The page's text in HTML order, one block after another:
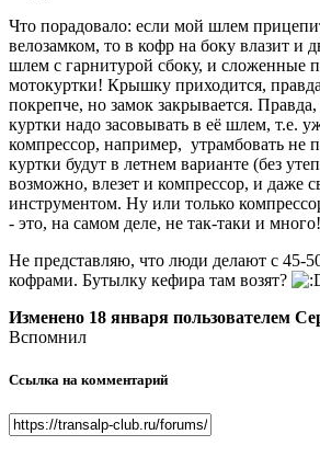
Что порадовало: если мой шлем
велозамком, то в кофр на боку влазит и
шлем с гарнитурой сбоку, и сложенные
мотокуртки! Крышку приходится,
покрепче, но замок закрывается.
куртки надо засовывать в её шлем, т.е.
компрессор, например, утрамбовать не
куртки будут в летнем варианте (без
возможно, влезет и компрессор, и даже
инструментом. Ну или только
- это, на самом деле, не так-таки и много!
Не представляю, что люди делают с 45-
кофрами. Бутылку кефира там возят?
Изменено 18 января пользователем
Вспомнил
Ссылка на комментарий